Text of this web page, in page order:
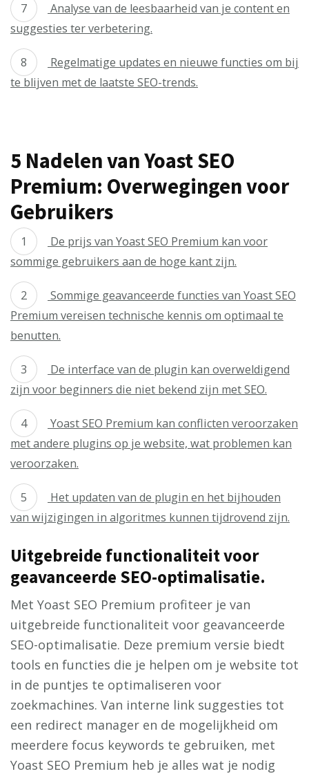
Analyse van de leesbaarheid van je content en
suggesties ter verbetering.
Regelmatige updates en nieuwe functies om bij
te blijven met de laatste SEO-trends.
5 Nadelen van Yoast SEO
Premium: Overwegingen voor
Gebruikers
De prijs van Yoast SEO Premium kan voor
sommige gebruikers aan de hoge kant zijn.
Sommige geavanceerde functies van Yoast SEO
Premium vereisen technische kennis om optimaal te
benutten.
De interface van de plugin kan overweldigend
zijn voor beginners die niet bekend zijn met SEO.
Yoast SEO Premium kan conflicten veroorzaken
met andere plugins op je website, wat problemen kan
veroorzaken.
Het updaten van de plugin en het bijhouden
van wijzigingen in algoritmes kunnen tijdrovend zijn.
Uitgebreide functionaliteit voor
geavanceerde SEO-optimalisatie.
Met Yoast SEO Premium profiteer je van
uitgebreide functionaliteit voor geavanceerde
SEO-optimalisatie. Deze premium versie biedt
tools en functies die je helpen om je website tot
in de puntjes te optimaliseren voor
zoekmachines. Van interne link suggesties tot
een redirect manager en de mogelijkheid om
meerdere focus keywords te gebruiken, met
Yoast SEO Premium heb je alles wat je nodig